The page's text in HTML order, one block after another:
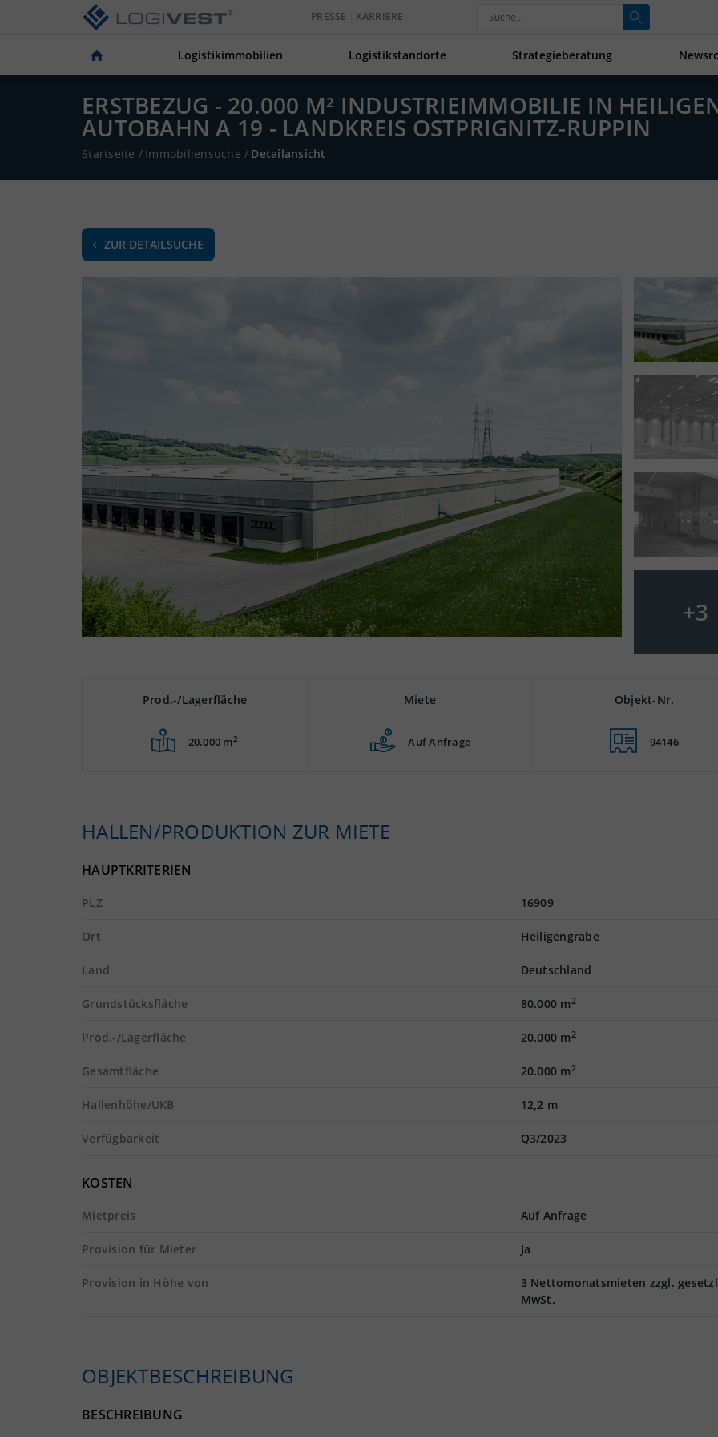
PRESSE KARRIERE
Logistikimmobilien Logistikstandorte Strategieberatung
ERSTBEZUG - 20.000 M² INDUSTRIEIMMOBILIE IN
AUTOBAHN A 19 - LANDKREIS OSTPRIGNITZ-RUPPIN
Startseite / Immobiliensuche / Detailansicht
ZUR DETAILSUCHE
+3
Prod.-/Lagerfläche
20.000 m2
Miete
Auf Anfrage
Objekt-Nr.
94146
HALLEN/PRODUKTION ZUR MIETE
HAUPTKRITERIEN
PLZ 16909
Ort Heiligengrabe
Land Deutschland
Grundstücksfläche 80.000 m2
Prod.-/Lagerfläche 20.000 m2
Gesamtfläche 20.000 m2
Hallenhöhe/UKB 12,2 m
Verfügbarkeit Q3/2023
KOSTEN
Mietpreis Auf Anfrage
Provision für Mieter Ja
Provision in Höhe von
3 Nettomonatsmieten zzgl.
MwSt.
OBJEKTBESCHREIBUNG
BESCHREIBUNG